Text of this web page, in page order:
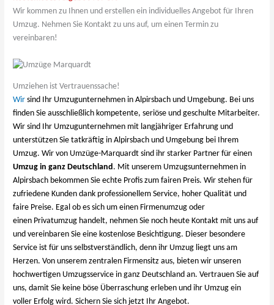
Wir kommen zu Ihnen und erstellen ein individuelles Angebot für Ihren
Umzug. Nehmen Sie Kontakt zu uns auf, um einen Termin zu
vereinbaren!
Umziehen ist Vertrauenssache!
Wir sind Ihr Umzugunternehmen in Alpirsbach und Umgebung. Bei uns
finden Sie ausschließlich kompetente, seriöse und geschulte Mitarbeiter.
Wir sind Ihr Umzugunternehmen mit langjähriger Erfahrung und
unterstützen Sie tatkräftig in Alpirsbach und Umgebung bei Ihrem
Umzug. Wir von Umzüge-Marquardt sind ihr starker Partner für einen
Umzug in ganz Deutschland . Mit unserem Umzugsunternehmen in
Alpirsbach bekommen Sie echte Profis zum fairen Preis. Wir stehen für
zufriedene Kunden dank professionellem Service, hoher Qualität und
faire Preise. Egal ob es sich um einen Firmenumzug oder
einen Privatumzug handelt, nehmen Sie noch heute Kontakt mit uns auf
und vereinbaren Sie eine kostenlose Besichtigung. Dieser besondere
Service ist für uns selbstverständlich, denn ihr Umzug liegt uns am
Herzen. Von unserem zentralen Firmensitz aus, bieten wir unseren
hochwertigen Umzugsservice in ganz Deutschland an. Vertrauen Sie auf
uns, damit Sie keine böse Überraschung erleben und ihr Umzug ein
voller Erfolg wird. Sichern Sie sich jetzt Ihr Angebot.